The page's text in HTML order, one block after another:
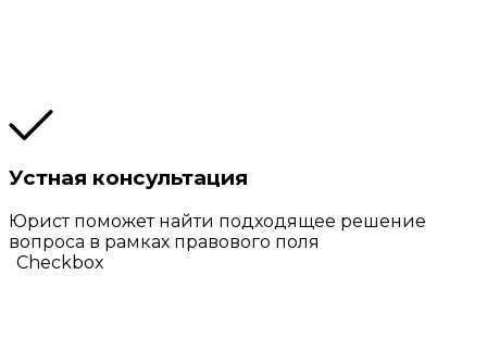
Устная консультация
Юрист поможет найти подходящее решение
вопроса в рамках правового поля
Checkbox